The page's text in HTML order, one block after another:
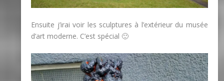
Ensuite j’irai voir les sculptures à l’extérieur du musée
d’art moderne. C’est spécial 🙂